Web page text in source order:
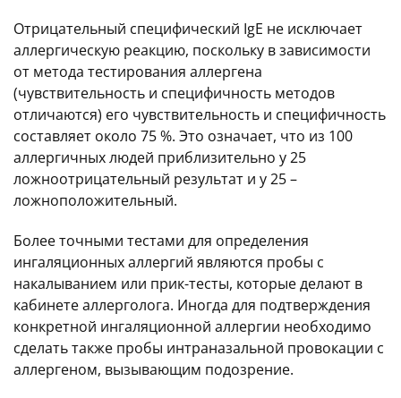
Отрицательный специфический IgE не исключает
аллергическую реакцию, поскольку в зависимости
от метода тестирования аллергена
(чувствительность и специфичность методов
отличаются) его чувствительность и специфичность
составляет около 75 %. Это означает, что из 100
аллергичных людей приблизительно у 25
ложноотрицательный результат и у 25 –
ложноположительный.
Более точными тестами для определения
ингаляционных аллергий являются пробы с
накалыванием или прик-тесты, которые делают в
кабинете аллерголога. Иногда для подтверждения
конкретной ингаляционной аллергии необходимо
сделать также пробы интраназальной провокации с
аллергеном, вызывающим подозрение.